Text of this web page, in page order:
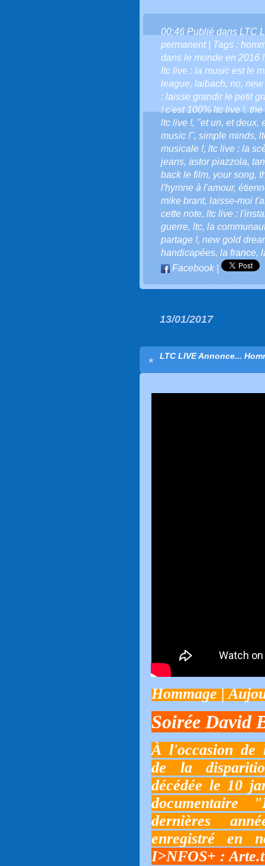
00:46 Publié dans LTC
permanent| Tags :
dans le monde en 2016 !
ltc live : la music est le
league, laibach, no, new
: laisse grandir le petit
! c'est 100% ltc live !,the
ltc live !, "et un, et deux,
music !", simple minds,
musicale !, ltc live : la
jeans, astor piazzola,
back le film, your song,
l'hymne à l'amour,
mike brant, laisse-moi
cette note, ltc live :
guerre, ltc, la
partage !, new gold
handicapées, la france,
Facebook|
13/01/2017
LTC LIVE Annonce...
Hommage |
Soirée David
À l'occasion de
de la
décédée le 10
dernières
enregistré en
I>NFOS+ :